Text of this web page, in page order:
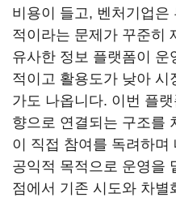
비용이 들고, 벤처기업
적이라는 문제가 꾸준히
유사한 정보 플랫폼이
적이고 활용도가 낮아 시
가도 나옵니다. 이번 플
향으로 연결되는 구조를
이 직접 참여를 독려하며
공익적 목적으로 운영을
점에서 기존 시도와 차별